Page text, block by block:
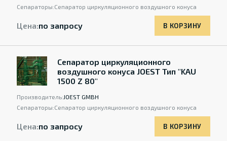
Сепараторы:Сепаратор циркуляционного воздушного конуса
Цена:по запросу В КОРЗИНУ
Сепаратор циркуляционного
воздушного конуса JOEST Тип "KAU
1500 Z 80"
Производитель:JOEST GMBH
Сепараторы:Сепаратор циркуляционного воздушного конуса
Цена:по запросу В КОРЗИНУ